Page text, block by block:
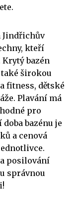
Jindřichův
kteří
bazén
širokou
fitness, dětské
Plavání má
pro
bazénu je
a cenová
posilování
správnou